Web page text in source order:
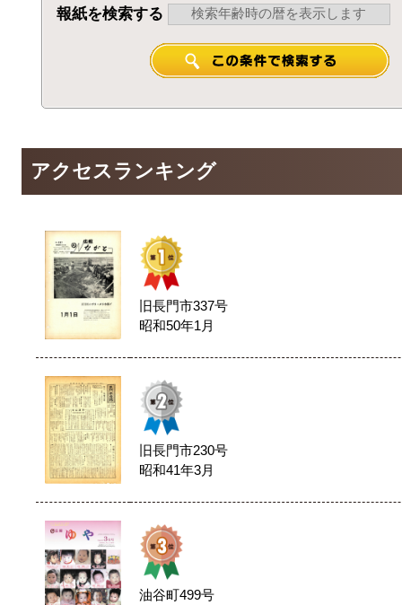
報紙を検索する
アクセスランキング
旧長門市337号
昭和50年1月
旧長門市230号
昭和41年3月
油谷町499号